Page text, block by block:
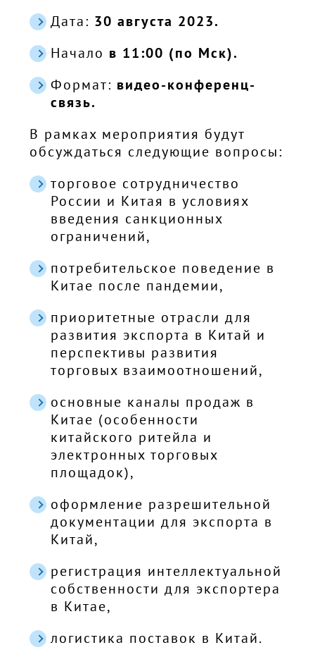
Дата: 30 августа 2023.
Начало в 11:00 (по Мск).
Формат: видео-конференц-
связь.
В рамках мероприятия будут
обсуждаться следующие вопросы:
торговое сотрудничество
России и Китая в условиях
введения санкционных
ограничений,
потребительское поведение в
Китае после пандемии,
приоритетные отрасли для
развития экспорта в Китай и
перспективы развития
торговых взаимоотношений,
основные каналы продаж в
Китае (особенности
китайского ритейла и
электронных торговых
площадок),
оформление разрешительной
документации для экспорта в
Китай,
регистрация интеллектуальной
собственности для экспортера
в Китае,
логистика поставок в Китай.